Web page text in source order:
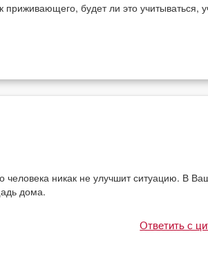
будет ли это учитываться,
человека никак не улучшит ситуацию. В
дома.
Ответить с